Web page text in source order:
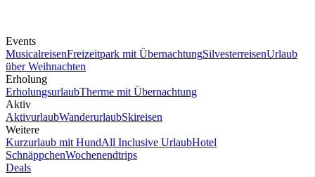
Events
MusicalreisenFreizeitpark mit ÜbernachtungSilvesterreisenUrlaub
über Weihnachten
Erholung
ErholungsurlaubTherme mit Übernachtung
Aktiv
AktivurlaubWanderurlaubSkireisen
Weitere
Kurzurlaub mit HundAll Inclusive UrlaubHotel
SchnäppchenWochenendtrips
Deals